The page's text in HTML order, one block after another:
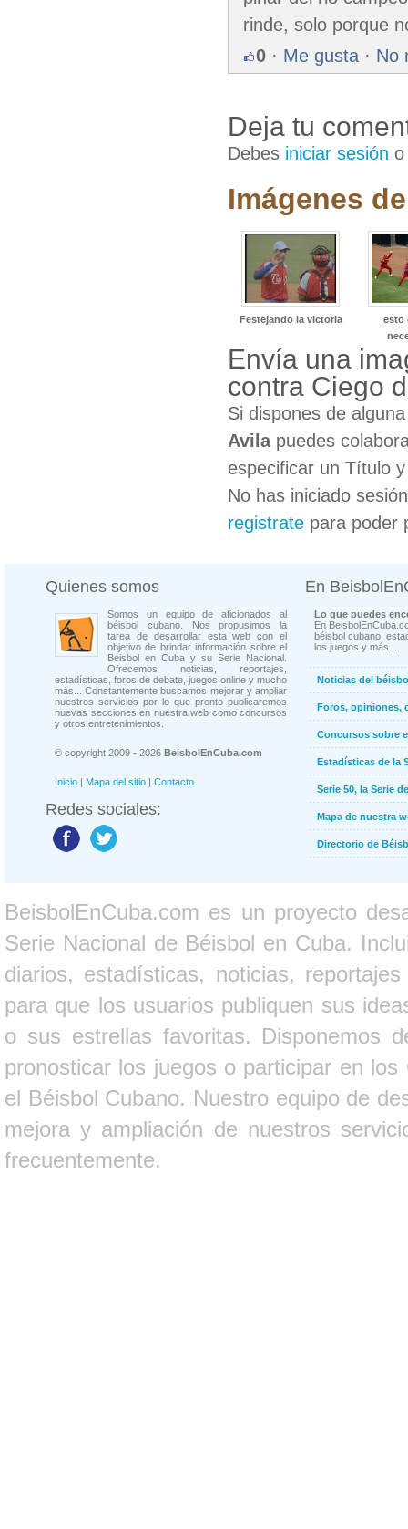
rinde, solo porque
0 · Me gusta · No
Deja tu
Debes iniciar sesión
Imágenes
Festejando la victoria
esto
Envía una
contra Ciego
Si dispones de
Avilapuedes
especificar un Título
No has iniciado
registrate para poder
Quienes somos
Somos un equipo de aficionados al
béisbol cubano. Nos propusimos la
tarea de desarrollar esta web con el
objetivo de brindar información sobre el
Béisbol en Cuba y su Serie Nacional.
Ofrecemos noticias, reportajes,
estadísticas, foros de debate, juegos online y mucho
más... Constantemente buscamos mejorar y ampliar
nuestros servicios por lo que pronto publicaremos
nuevas secciones en nuestra web como concursos
y otros entretenimientos.
© copyright 2009 - 2026 BeisbolEnCuba.com
Inicio | Mapa del sitio | Contacto
Redes sociales:
En
Lo que puedes
En
béisbol cubano,
los juegos y más...
Noticias del
Foros, opiniones,
Concursos sobre
Estadísticas de la
Serie 50, la Serie
Mapa de nuestra
Directorio de
BeisbolEnCuba.com es un proyecto
Serie Nacional de Béisbol en Cuba.
diarios, estadísticas, noticias,
para que los usuarios publiquen sus
o sus estrellas favoritas. Disponemos
pronosticar los juegos o participar en
el Béisbol Cubano. Nuestro equipo de
mejora y ampliación de nuestros
frecuentemente.